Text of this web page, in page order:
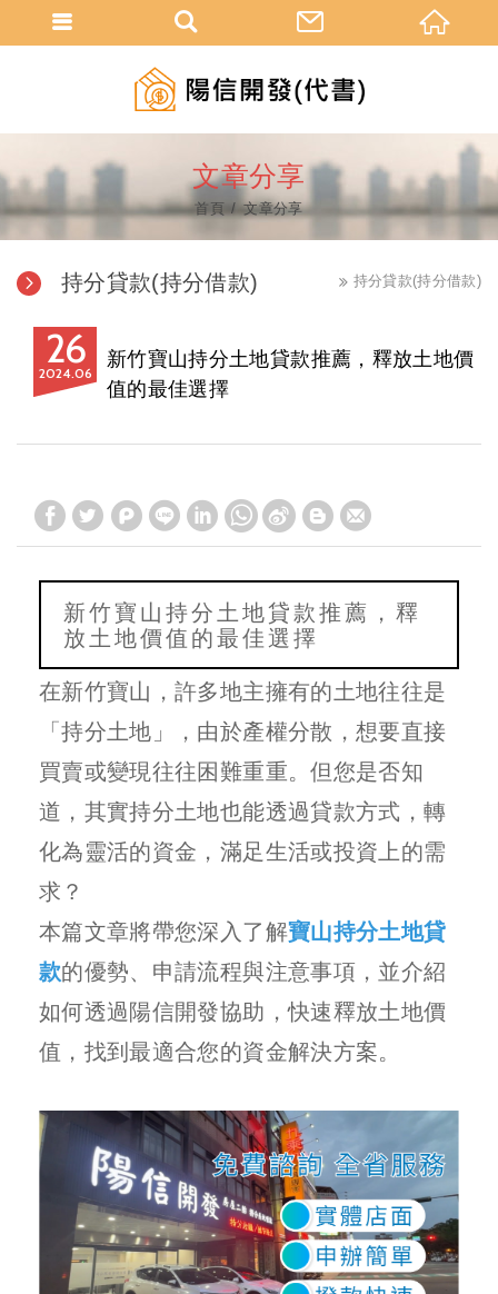
文章分享
首頁 文章分享
持分貸款(持分借款) 持分貸款(持分借款)
2606
2024
新竹寶山持分土地貸款推薦，釋放土地價
值的最佳選擇
新竹寶山持分土地貸款推薦，釋
放土地價值的最佳選擇
在新竹寶山，許多地主擁有的土地往往是
「持分土地」，由於產權分散，想要直接
買賣或變現往往困難重重。但您是否知
道，其實持分土地也能透過貸款方式，轉
化為靈活的資金，滿足生活或投資上的需
求？
本篇文章將帶您深入了解寶山持分土地貸
款的優勢、申請流程與注意事項，並介紹
如何透過陽信開發協助，快速釋放土地價
值，找到最適合您的資金解決方案。